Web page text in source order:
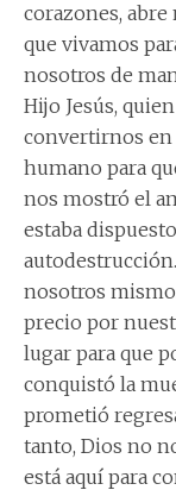
corazones,
que vivamos
nosotros de
Hijo Jesús,
convertirnos en
humano para
nos mostró el
estaba
nosotros
precio por
lugar para que
conquistó la
prometió
tanto, Dios no
está aquí para